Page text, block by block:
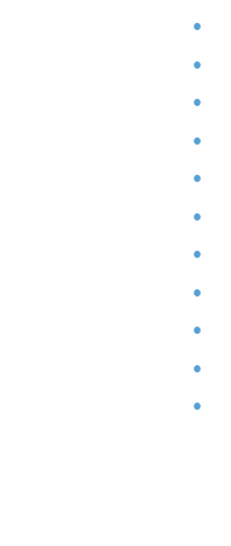
●
●
●
●
●
●
●
●
●
●
●